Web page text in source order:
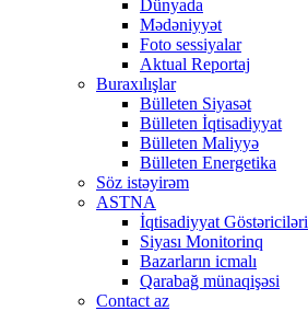
Dünyada
Mədəniyyət
Foto sessiyalar
Aktual Reportaj
Buraxılışlar
Bülleten Siyasət
Bülleten İqtisadiyyat
Bülleten Maliyyə
Bülleten Energetika
Söz istəyirəm
ASTNA
İqtisadiyyat Göstəriciləri
Siyası Monitorinq
Bazarların icmalı
Qarabağ münaqişəsi
Contact az